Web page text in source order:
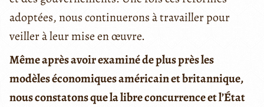
adoptées, nous continuerons à travailler pour
veiller à leur mise en œuvre.
Même après avoir examiné de plus près les
modèles économiques américain et britannique,
nous constatons que la libre concurrence et l’État